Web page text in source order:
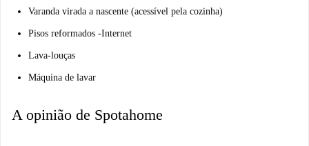
Varanda virada a nascente (acessível pela cozinha)
Pisos reformados -Internet
Lava-louças
Máquina de lavar
A opinião de Spotahome